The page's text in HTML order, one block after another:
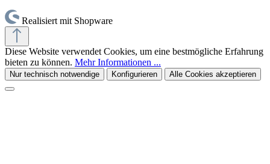
Realisiert mit Shopware
Diese Website verwendet Cookies, um eine bestmögliche Erfahrung
bieten zu können. Mehr Informationen ...
Nur technisch notwendige Konfigurieren Alle Cookies akzeptieren